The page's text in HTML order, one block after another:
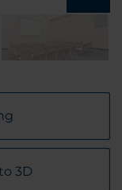
3D